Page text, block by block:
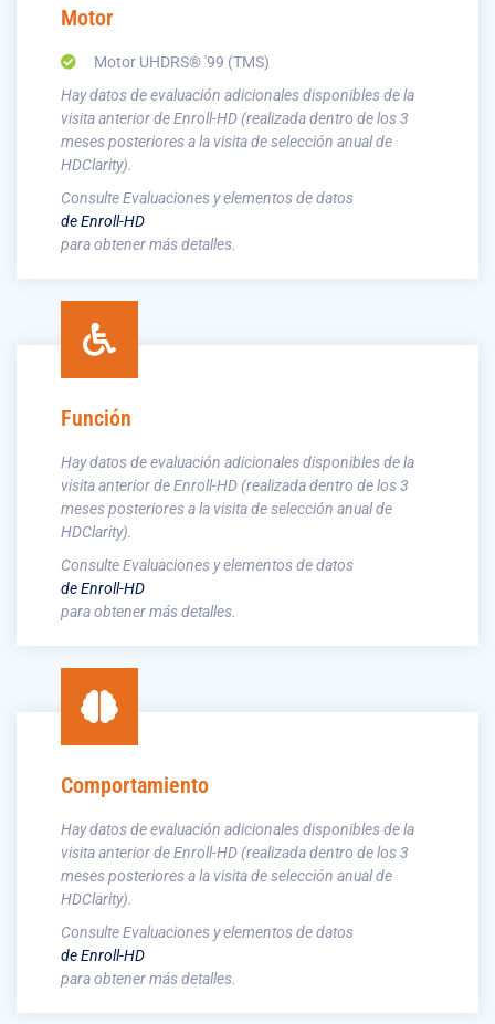
Motor
Motor UHDRS® '99 (TMS)
Hay datos de evaluación adicionales disponibles de la
visita anterior de Enroll-HD (realizada dentro de los 3
meses posteriores a la visita de selección anual de
HDClarity).
Consulte Evaluaciones y elementos de datos
de Enroll-HD
para obtener más detalles.
Función
Hay datos de evaluación adicionales disponibles de la
visita anterior de Enroll-HD (realizada dentro de los 3
meses posteriores a la visita de selección anual de
HDClarity).
Consulte Evaluaciones y elementos de datos
de Enroll-HD
para obtener más detalles.
Comportamiento
Hay datos de evaluación adicionales disponibles de la
visita anterior de Enroll-HD (realizada dentro de los 3
meses posteriores a la visita de selección anual de
HDClarity).
Consulte Evaluaciones y elementos de datos
de Enroll-HD
para obtener más detalles.